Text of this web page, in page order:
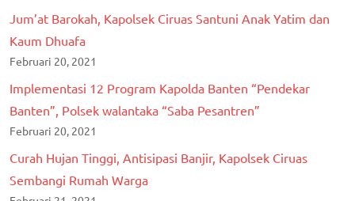
Jum’at Barokah, Kapolsek Ciruas Santuni Anak Yatim dan
Kaum Dhuafa
Februari 20, 2021
Implementasi 12 Program Kapolda Banten “Pendekar
Banten”, Polsek walantaka “Saba Pesantren”
Februari 20, 2021
Curah Hujan Tinggi, Antisipasi Banjir, Kapolsek Ciruas
Sembangi Rumah Warga